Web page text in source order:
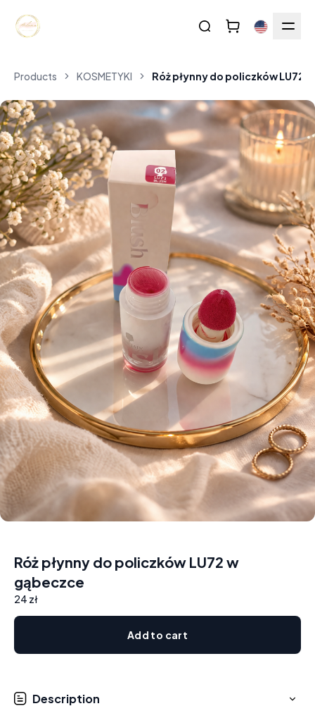
Products KOSMETYKI Róż płynny do policzków LU72
Róż płynny do policzków LU72 w
gąbeczce
24 zł
Add to cart
Description